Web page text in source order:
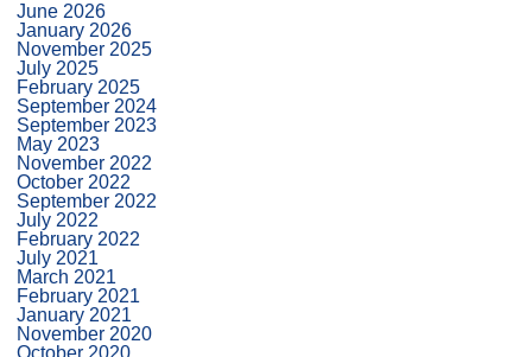
June 2026
January 2026
November 2025
July 2025
February 2025
September 2024
September 2023
May 2023
November 2022
October 2022
September 2022
July 2022
February 2022
July 2021
March 2021
February 2021
January 2021
November 2020
October 2020